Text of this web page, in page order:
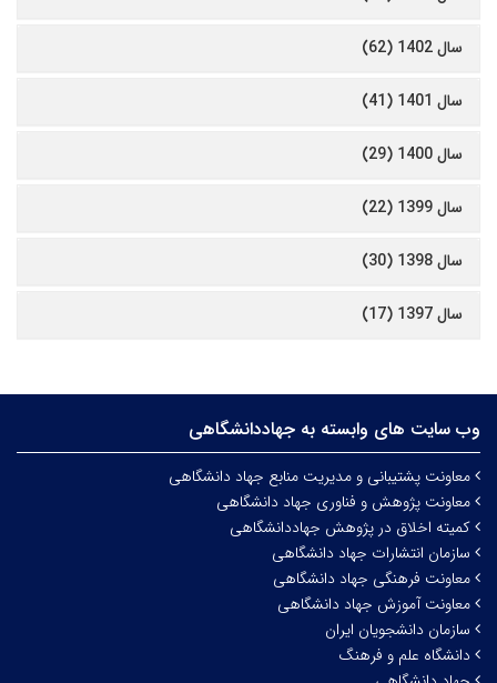
سال 1402 (62)
سال 1401 (41)
سال 1400 (29)
سال 1399 (22)
سال 1398 (30)
سال 1397 (17)
وب سایت های وابسته به جهاددانشگاهی
معاونت پشتیبانی و مدیریت منابع جهاد دانشگاهی
معاونت پژوهش و فناوری جهاد دانشگاهی
کمیته اخلاق در پژوهش جهاددانشگاهی
سازمان انتشارات جهاد دانشگاهی
معاونت فرهنگی جهاد دانشگاهی
معاونت آموزش جهاد دانشگاهی
سازمان دانشجویان ایران
دانشگاه علم و فرهنگ